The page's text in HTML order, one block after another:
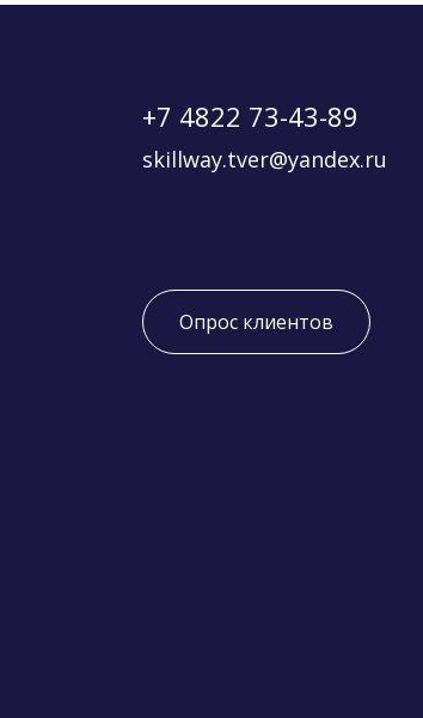
+7 4822 73-43-89
skillway.tver@yandex.ru
Опрос клиентов